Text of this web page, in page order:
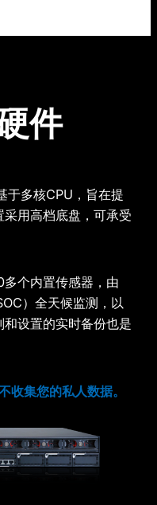
件
于多核CPU，旨在提
用高档底盘，可承受
个内置传感器，由
）全天候监测，以
设置的实时备份也是
收集您的私人数据。